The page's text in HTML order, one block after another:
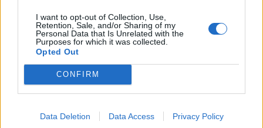
I want to opt-out of Collection, Use,
Retention, Sale, and/or Sharing of my
Personal Data that Is Unrelated with the
Purposes for which it was collected.
Opted Out
CONFIRM
Data Deletion Data Access Privacy Policy
26 Φεβρουαρίου 2026
Οι αλλαγές που κάνουν τη...
Η ψυχολογία των γυναικών με καρκίνο